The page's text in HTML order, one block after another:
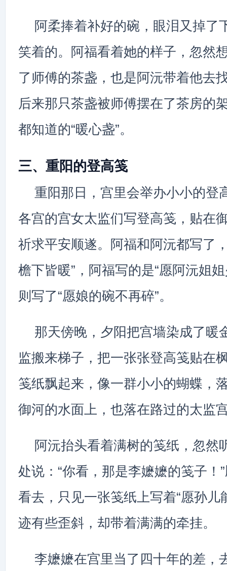
阿柔捧着补好的碗，眼泪又掉了
笑着的。阿福看着她的样子，忽然
了师傅的茶盏，也是阿沅带着他去
后来那只茶盏被师傅摆在了茶房的
都知道的“暖心盏”。
三、重阳的登高笺
重阳那日，宫里会举办小小的登
各宫的宫女太监们写登高笺，贴在
祈求平安顺遂。阿福和阿沅都写了
檐下皆暖”，阿福写的是“愿阿沅姐
则写了“愿娘的碗不再碎”。
那天傍晚，夕阳把宫墙染成了暖
监搬来梯子，把一张张登高笺贴在
笺纸飘起来，像一群小小的蝴蝶，
御河的水面上，也落在路过的太监
阿沅抬头看着满树的笺纸，忽然
处说：“你看，那是李嬷嬷的笺子！
看去，只见一张笺纸上写着“愿孙儿
迹有些歪斜，却带着满满的牵挂。
李嬷嬷在宫里当了四十年的差，